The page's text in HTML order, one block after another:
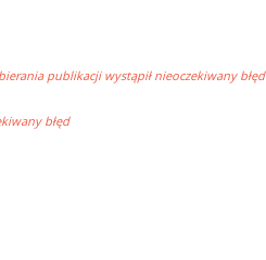
publikacji wystąpił nieoczekiwany błęd
błęd